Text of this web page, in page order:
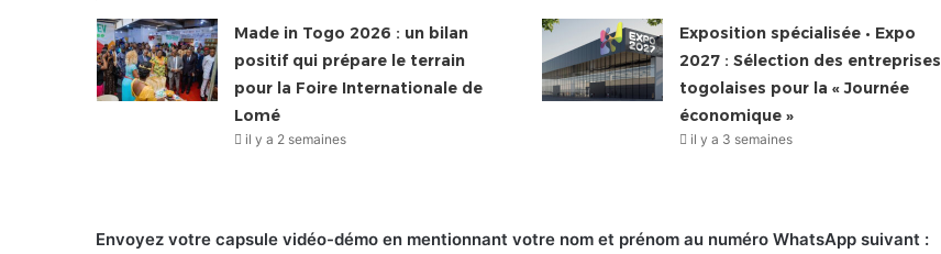
Made in Togo 2026 : un bilan
positif qui prépare le terrain
pour la Foire Internationale de
Lomé
il y a 2 semaines
Exposition spécialisée • Expo
2027 : Sélection des entreprises
togolaises pour la « Journée
économique »
il y a 3 semaines
Envoyez votre capsule vidéo-démo en mentionnant votre nom et prénom au numéro WhatsApp suivant :